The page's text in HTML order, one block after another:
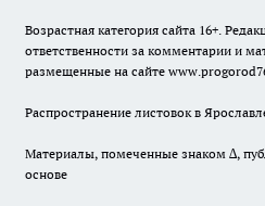
Возрастная категория сайта 16+.
ответственности за комментарии и
размещенные на сайте
Распространение листовок в
Материалы, помеченные знаком ∆,
основе